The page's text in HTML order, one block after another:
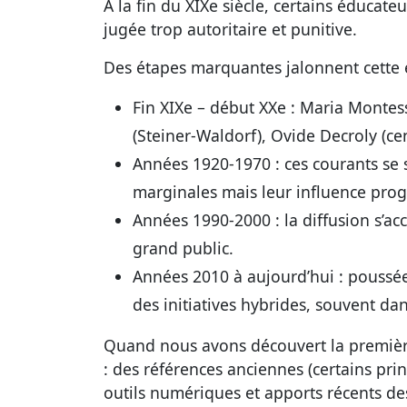
À la fin du XIXe siècle, certains
jugée trop autoritaire et punitive.
Des étapes marquantes jalonnent
Fin XIXe – début XXe : Maria
(Steiner-Waldorf), Ovide Decroly
Années 1920-1970 : ces courants
marginales mais leur influence
Années 1990-2000 : la diffusion
grand public.
Années 2010 à aujourd’hui :
des initiatives hybrides, souvent
Quand nous avons découvert la
: des références anciennes (certains
outils numériques et apports récents